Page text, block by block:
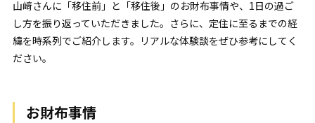
山﨑さんに「移住前」と「移住後」のお財布事情や、1日の過ご
し方を振り返っていただきました。さらに、定住に至るまでの経
緯を時系列でご紹介します。リアルな体験談をぜひ参考にしてく
ださい。
お財布事情